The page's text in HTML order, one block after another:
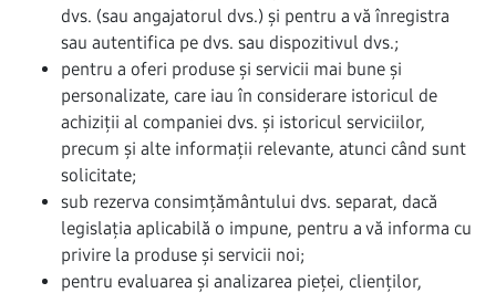
dvs. (sau angajatorul dvs.) și pentru a vă înregistra
sau autentifica pe dvs. sau dispozitivul dvs.;
pentru a oferi produse și servicii mai bune și
personalizate, care iau în considerare istoricul de
achiziții al companiei dvs. și istoricul serviciilor,
precum și alte informații relevante, atunci când sunt
solicitate;
sub rezerva consimțământului dvs. separat, dacă
legislația aplicabilă o impune, pentru a vă informa cu
privire la produse și servicii noi;
pentru evaluarea și analizarea pieței, clienților,